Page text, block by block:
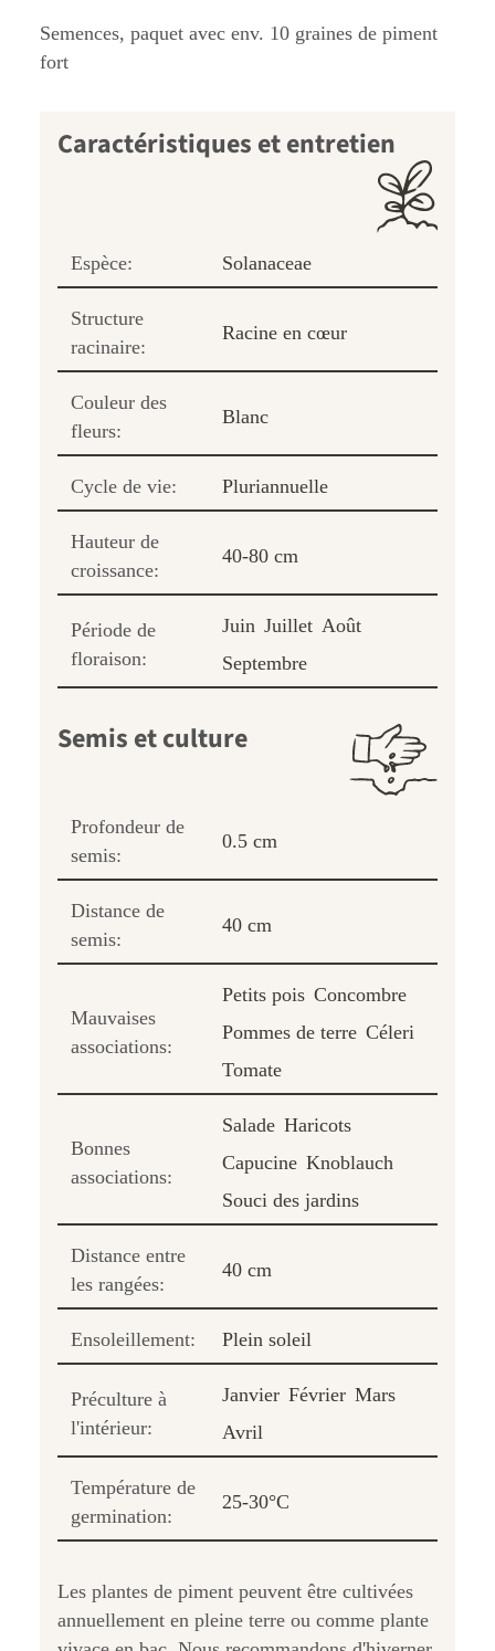
Semences, paquet avec env. 10 graines de piment
fort
Caractéristiques et entretien
Espèce: Solanaceae
Structure
racinaire:
Racine en cœur
Couleur des
fleurs:
Blanc
Cycle de vie: Pluriannuelle
Hauteur de
croissance:
40-80 cm
Période de
floraison:
Juin Juillet Août
Septembre
Semis et culture
Profondeur de
semis:
0.5 cm
Distance de
semis:
40 cm
Mauvaises
associations:
Petits pois Concombre
Pommes de terre Céleri
Tomate
Bonnes
associations:
Salade Haricots
Capucine Knoblauch
Souci des jardins
Distance entre
les rangées:
40 cm
Ensoleillement: Plein soleil
Préculture à
l'intérieur:
Janvier Février Mars
Avril
Température de
germination:
25-30°C
Les plantes de piment peuvent être cultivées
annuellement en pleine terre ou comme plante